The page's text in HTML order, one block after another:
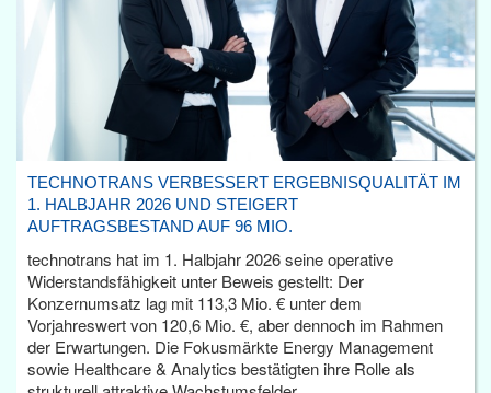
TECHNOTRANS VERBESSERT ERGEBNISQUALITÄT IM
1. HALBJAHR 2026 UND STEIGERT
AUFTRAGSBESTAND AUF 96 MIO.
technotrans hat im 1. Halbjahr 2026 seine operative
Widerstandsfähigkeit unter Beweis gestellt: Der
Konzernumsatz lag mit 113,3 Mio. € unter dem
Vorjahreswert von 120,6 Mio. €, aber dennoch im Rahmen
der Erwartungen. Die Fokusmärkte Energy Management
sowie Healthcare & Analytics bestätigten ihre Rolle als